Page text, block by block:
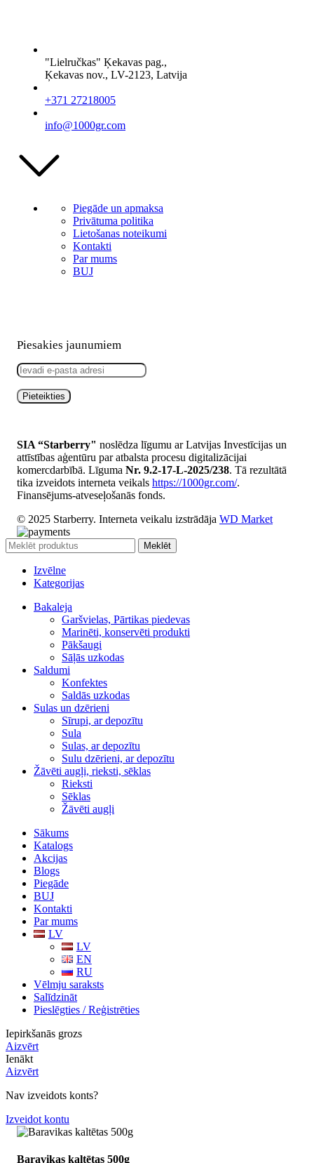
"Lielručkas" Ķekavas pag.,
Ķekavas nov., LV-2123, Latvija
+371 27218005
info@1000gr.com
Piegāde un apmaksa
Privātuma politika
Lietošanas noteikumi
Kontakti
Par mums
BUJ
Piesakies jaunumiem
SIA “Starberry" noslēdza līgumu ar Latvijas Investīcijas un
attīstības aģentūru par atbalsta procesu digitalizācijai
komercdarbībā. Līguma Nr. 9.2-17-L-2025/238. Tā rezultātā
tika izveidots interneta veikals https://1000gr.com/.
Finansējums-atveseļošanās fonds.
© 2025 Starberry. Interneta veikalu izstrādāja WD Market
Meklēt
Izvēlne
Kategorijas
Bakaleja
Garšvielas, Pārtikas piedevas
Marinēti, konservēti produkti
Pākšaugi
Sāļās uzkodas
Saldumi
Konfektes
Saldās uzkodas
Sulas un dzērieni
Sīrupi, ar depozītu
Sula
Sulas, ar depozītu
Sulu dzērieni, ar depozītu
Žāvēti augļi, rieksti, sēklas
Rieksti
Sēklas
Žāvēti augļi
Sākums
Katalogs
Akcijas
Blogs
Piegāde
BUJ
Kontakti
Par mums
LV
LV
EN
RU
Vēlmju saraksts
Salīdzināt
Pieslēgties / Reģistrēties
Iepirkšanās grozs
Aizvērt
Ienākt
Aizvērt
Nav izveidots konts?
Izveidot kontu
Baravikas kaltētas 500g